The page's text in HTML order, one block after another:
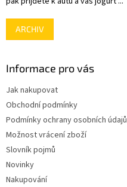
ARCHIV
Informace pro vás
Jak nakupovat
Obchodní podmínky
Podmínky ochrany osobních údajů
Možnost vrácení zboží
Slovník pojmů
Novinky
Nakupování